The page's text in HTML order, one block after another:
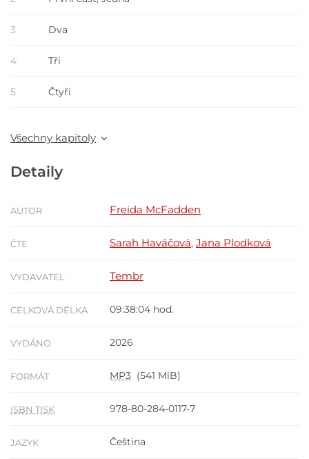
3 Dva
4 Tři
5 Čtyři
Všechny kapitoly
Detaily
AUTOR Freida McFadden
ČTE Sarah Haváčová, Jana Plodková
VYDAVATEL Tembr
CELKOVÁ DÉLKA 09:38:04 hod.
VYDÁNO 2026
FORMÁT MP3 (541 MiB)
ISBN TISK 978-80-284-0117-7
JAZYK Čeština